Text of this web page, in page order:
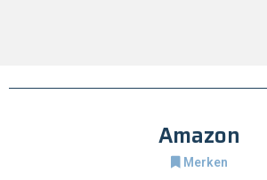
Amazon
Merken